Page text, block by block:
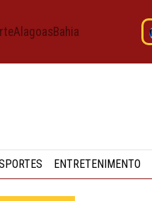
AlagoasBahia
ENTRETENIMENTO